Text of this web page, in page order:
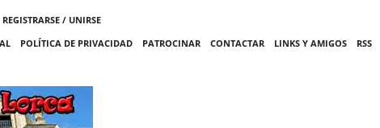
REGISTRARSE / UNIRSE
POLÍTICA DE PRIVACIDAD PATROCINAR CONTACTAR LINKS Y AMIGOS RSS